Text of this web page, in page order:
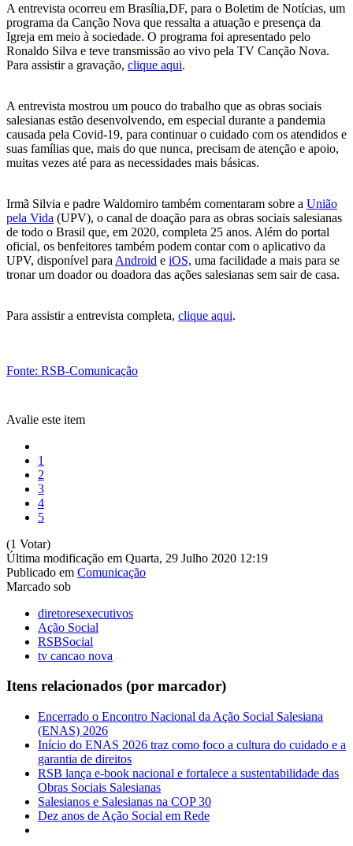
A entrevista ocorreu em Brasília,DF, para o Boletim de Notícias, um
programa da Canção Nova que ressalta a atuação e presença da
Igreja em meio à sociedade. O programa foi apresentado pelo
Ronaldo Silva e teve transmissão ao vivo pela TV Canção Nova.
Para assistir a gravação, clique aqui.
A entrevista mostrou um pouco do trabalho que as obras sociais
salesianas estão desenvolvendo, em especial durante a pandemia
causada pela Covid-19, para continuar o cuidado com os atendidos e
suas famílias que, mais do que nunca, precisam de atenção e apoio,
muitas vezes até para as necessidades mais básicas.
Irmã Silvia e padre Waldomiro também comentaram sobre a União
pela Vida (UPV), o canal de doação para as obras sociais salesianas
de todo o Brasil que, em 2020, completa 25 anos. Além do portal
oficial, os benfeitores também podem contar com o aplicativo da
UPV, disponível para Android e iOS, uma facilidade a mais para se
tronar um doador ou doadora das ações salesianas sem sair de casa.
Para assistir a entrevista completa, clique aqui.
Fonte: RSB-Comunicação
Avalie este item
1
2
3
4
5
(1 Votar)
Última modificação em Quarta, 29 Julho 2020 12:19
Publicado em Comunicação
Marcado sob
diretoresexecutivos
Ação Social
RSBSocial
tv cancao nova
Itens relacionados (por marcador)
Encerrado o Encontro Nacional da Ação Social Salesiana
(ENAS) 2026
Início do ENAS 2026 traz como foco a cultura do cuidado e a
garantia de direitos
RSB lança e-book nacional e fortalece a sustentabilidade das
Obras Sociais Salesianas
Salesianos e Salesianas na COP 30
Dez anos de Ação Social em Rede